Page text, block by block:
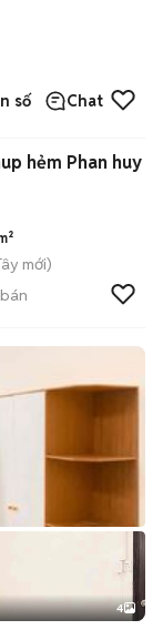
số Chat
hẻm Phan huy
mới)
4